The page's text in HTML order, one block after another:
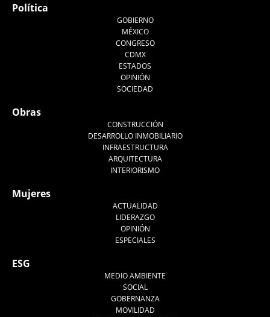
Política
GOBIERNO
MÉXICO
CONGRESO
CDMX
ESTADOS
OPINIÓN
SOCIEDAD
Obras
CONSTRUCCIÓN
DESARROLLO INMOBILIARIO
INFRAESTRUCTURA
ARQUITECTURA
INTERIORISMO
Mujeres
ACTUALIDAD
LIDERAZGO
OPINIÓN
ESPECIALES
ESG
MEDIO AMBIENTE
SOCIAL
GOBERNANZA
MOVILIDAD